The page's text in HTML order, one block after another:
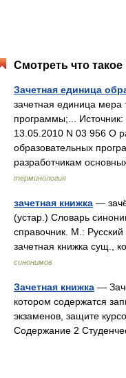
Смотреть что
Зачетная единица
зачетная единица мера
программы;...
13.05.2010 N 03 956 О
образовательных
разработчикам
терминология
зачетная книжка —
(устар.) Словарь
справочник. М.: Русский
зачетная книжка сущ.,
синонимов
Зачетная книжка —
котором содержатся
экзаменов, защите
Содержание 2